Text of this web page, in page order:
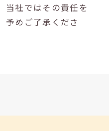
当社ではその責任を
予めご了承くださ